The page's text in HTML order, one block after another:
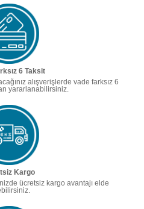
6 Taksit
alışverişlerde vade farksız 6
yararlanabilirsiniz.
Kargo
ücretsiz kargo avantajı elde